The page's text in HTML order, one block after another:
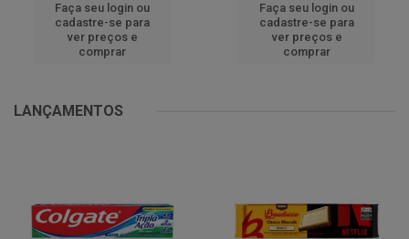
Faça seu login ou
cadastre-se para
ver preços e
comprar
Faça seu login ou
cadastre-se para
ver preços e
comprar
LANÇAMENTOS